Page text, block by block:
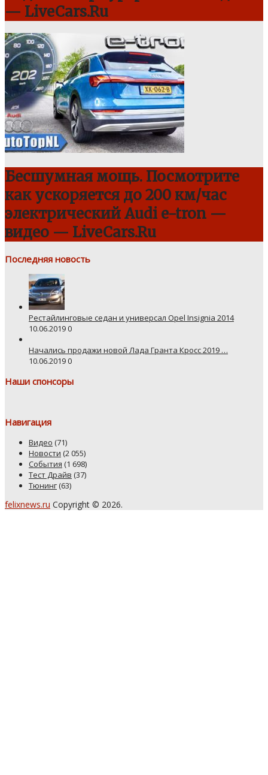
— LiveCars.Ru
Бесшумная мощь. Посмотрите
как ускоряется до 200 км/час
электрический Audi e-tron —
видео — LiveCars.Ru
Последняя новость
Рестайлинговые седан и универсал Opel Insignia 2014
10.06.20190
Начались продажи новой Лада Гранта Кросс 2019 …
10.06.20190
Наши спонсоры
Навигация
Видео (71)
Новости (2 055)
События (1 698)
Тест Драйв (37)
Тюнинг (63)
felixnews.ru Copyright © 2026.